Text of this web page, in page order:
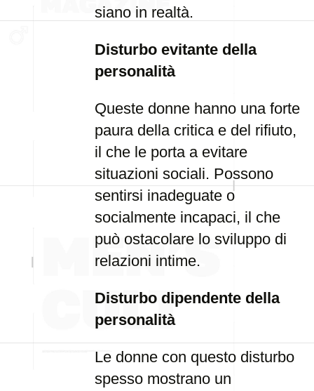
siano in realtà.
Disturbo evitante della
personalità
Queste donne hanno una forte
paura della critica e del rifiuto,
il che le porta a evitare
situazioni sociali. Possono
sentirsi inadeguate o
socialmente incapaci, il che
può ostacolare lo sviluppo di
relazioni intime.
Disturbo dipendente della
personalità
Le donne con questo disturbo
spesso mostrano un